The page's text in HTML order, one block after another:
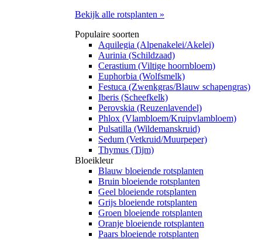
Bekijk alle rotsplanten »
Populaire soorten
Aquilegia (Alpenakelei/Akelei)
Aurinia (Schildzaad)
Cerastium (Viltige hoornbloem)
Euphorbia (Wolfsmelk)
Festuca (Zwenkgras/Blauw schapengras)
Iberis (Scheefkelk)
Perovskia (Reuzenlavendel)
Phlox (Vlambloem/Kruipvlambloem)
Pulsatilla (Wildemanskruid)
Sedum (Vetkruid/Muurpeper)
Thymus (Tijm)
Bloeikleur
Blauw bloeiende rotsplanten
Bruin bloeiende rotsplanten
Geel bloeiende rotsplanten
Grijs bloeiende rotsplanten
Groen bloeiende rotsplanten
Oranje bloeiende rotsplanten
Paars bloeiende rotsplanten